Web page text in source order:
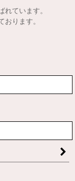
れています。
おります。